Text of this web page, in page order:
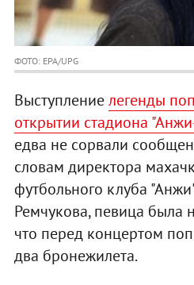
ФОТО: EPA/UPG
Выступлениелегенды
открытии стадиона
едва не сорвали
словам директора
футбольного клуба
Ремчукова, певица была
что перед концертом
два бронежилета.